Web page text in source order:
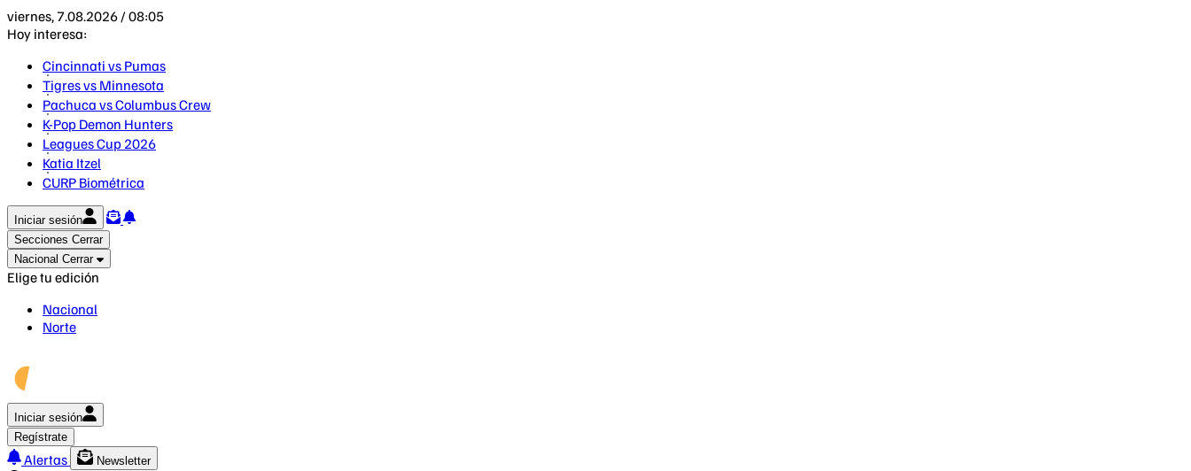
viernes, 7.08.2026 / 08:05
Hoy interesa:
Cincinnati vs Pumas
Tigres vs Minnesota
Pachuca vs Columbus Crew
K-Pop Demon Hunters
Leagues Cup 2026
Katia Itzel
CURP Biométrica
Iniciar sesión
Secciones Cerrar
Nacional Cerrar
Elige tu edición
Nacional
Norte
Iniciar sesión
Regístrate
Alertas
Newsletter